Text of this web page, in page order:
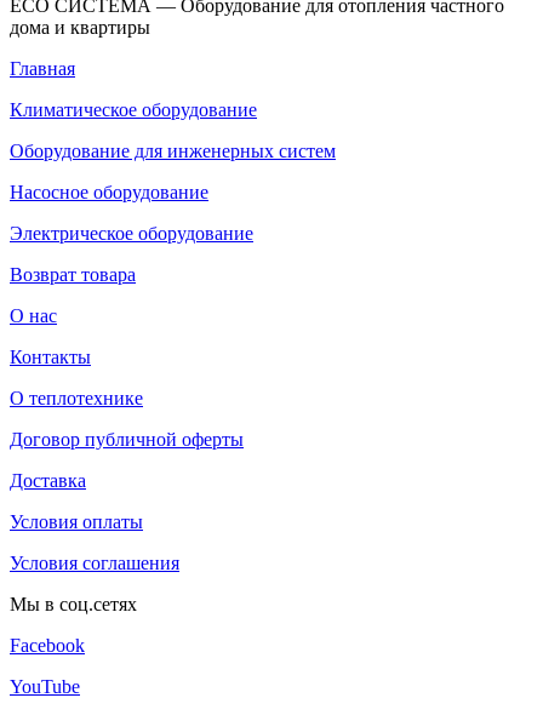
ECO СИСТЕМА — Оборудование для отопления частного
дома и квартиры
Главная
Климатическое оборудование
Оборудование для инженерных систем
Насосное оборудование
Электрическое оборудование
Возврат товара
О нас
Контакты
О теплотехнике
Договор публичной оферты
Доставка
Условия оплаты
Условия соглашения
Мы в соц.сетях
Facebook
YouTube